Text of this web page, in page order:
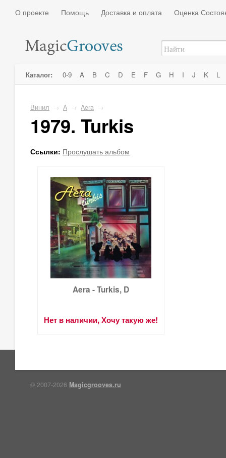
О проекте Помощь Доставка и оплата Оценка
Каталог: 0-9 A B C D E F G H I J K L
Винил → A → Aera →
1979. Turkis
Ссылки: Прослушать альбом
Aera - Turkis, D
Нет в наличии, Хочу такую же!
© 2007-2026 Magicgrooves.ru